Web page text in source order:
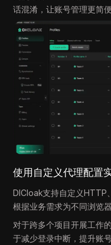
话混淆，让账号管理更简便
使用自定义代理配置
DICloak支持自定义HTTP
根据业务需求为不同浏览
对于跨多个项目开展工作
于减少登录中断，提升账